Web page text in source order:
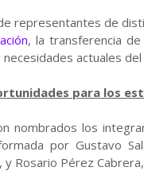
representantes de
, la transferencia
actuales
para los
nombrados los
por Gustavo
Rosario Pérez